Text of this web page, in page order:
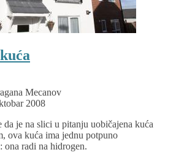
Mecanov
2008
je na slici u pitanju uobičajena kuća
ova kuća ima jednu potpuno
ona radi na hidrogen.